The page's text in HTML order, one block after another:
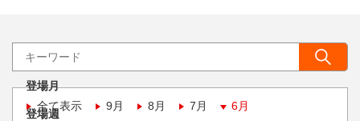
登場月
全て表示
9月 8月 7月 6月
登場週